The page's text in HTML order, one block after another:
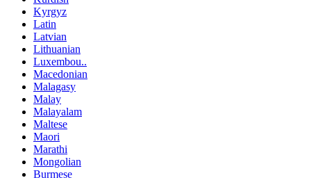
Kyrgyz
Latin
Latvian
Lithuanian
Luxembou..
Macedonian
Malagasy
Malay
Malayalam
Maltese
Maori
Marathi
Mongolian
Burmese